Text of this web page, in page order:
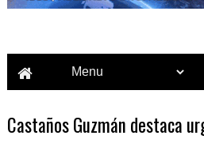
Castaños Guzmán destaca